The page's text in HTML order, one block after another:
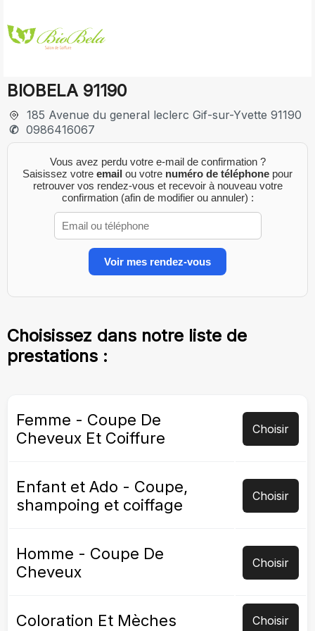
BIOBELA 91190
185 Avenue du general leclerc Gif-sur-Yvette 91190
0986416067
Vous avez perdu votre e-mail de confirmation ?
Saisissez votre email ou votre numéro de téléphone pour
retrouver vos rendez-vous et recevoir à nouveau votre
confirmation (afin de modifier ou annuler) :
Voir mes rendez-vous
Choisissez dans notre liste de
prestations :
Femme - Coupe De
Cheveux Et Coiffure
Choisir
Enfant et Ado - Coupe,
shampoing et coiffage
Choisir
Homme - Coupe De
Cheveux
Choisir
Coloration Et Mèches Choisir